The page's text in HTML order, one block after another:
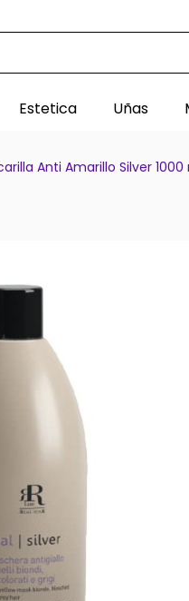
Estetica Uñas
Anti Amarillo Silver 1000